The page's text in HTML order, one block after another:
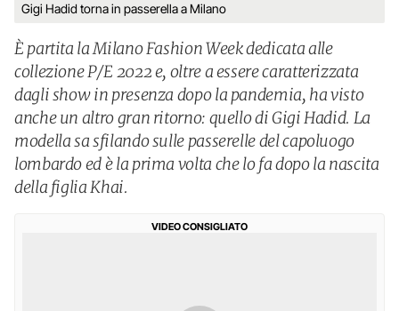
Gigi Hadid torna in passerella a Milano
È partita la Milano Fashion Week dedicata alle
collezione P/E 2022 e, oltre a essere caratterizzata
dagli show in presenza dopo la pandemia, ha visto
anche un altro gran ritorno: quello di Gigi Hadid. La
modella sa sfilando sulle passerelle del capoluogo
lombardo ed è la prima volta che lo fa dopo la nascita
della figlia Khai.
VIDEO CONSIGLIATO